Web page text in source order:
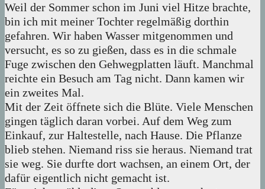
Weil der Sommer schon im Juni viel Hitze brachte,
bin ich mit meiner Tochter regelmäßig dorthin
gefahren. Wir haben Wasser mitgenommen und
versucht, es so zu gießen, dass es in die schmale
Fuge zwischen den Gehwegplatten läuft. Manchmal
reichte ein Besuch am Tag nicht. Dann kamen wir
ein zweites Mal.
Mit der Zeit öffnete sich die Blüte. Viele Menschen
gingen täglich daran vorbei. Auf dem Weg zum
Einkauf, zur Haltestelle, nach Hause. Die Pflanze
blieb stehen. Niemand riss sie heraus. Niemand trat
sie weg. Sie durfte dort wachsen, an einem Ort, der
dafür eigentlich nicht gemacht ist.